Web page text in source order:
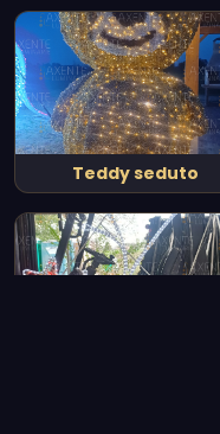
Teddy seduto